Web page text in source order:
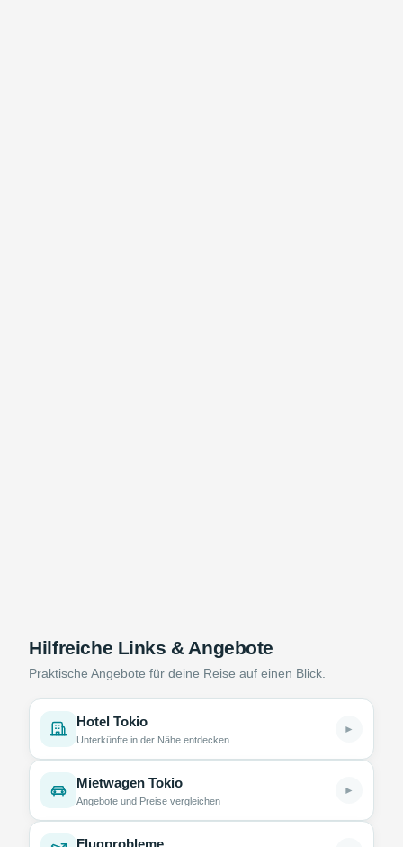
Hilfreiche Links & Angebote
Praktische Angebote für deine Reise auf einen Blick.
Hotel Tokio
Unterkünfte in der Nähe entdecken
►
Mietwagen Tokio
Angebote und Preise vergleichen
►
Flugprobleme